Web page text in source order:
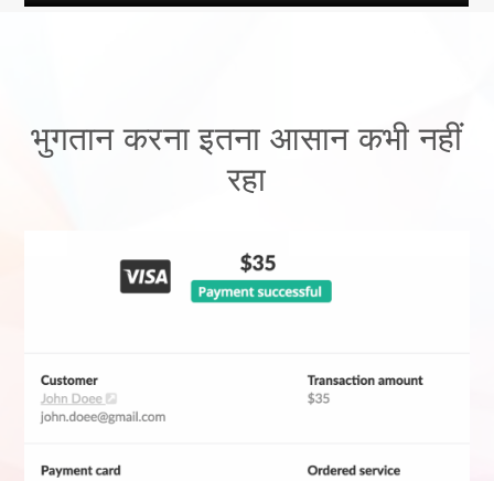
भुगतान करना इतना आसान कभी नहीं
रहा